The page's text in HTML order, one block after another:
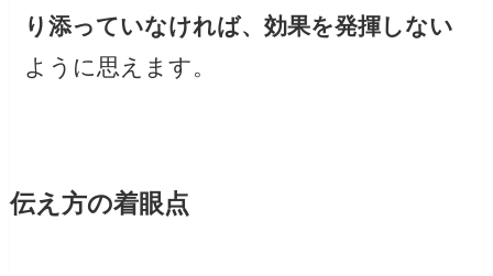
り添っていなければ、効果を発揮しない
ように思えます。
伝え方の着眼点